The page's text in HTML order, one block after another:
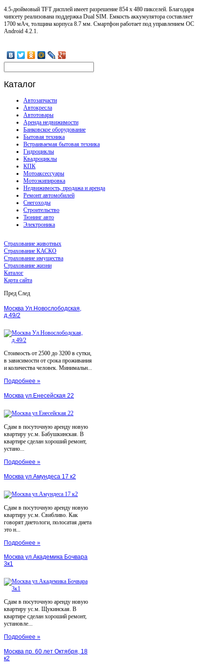
4.5-дюймовый TFT дисплей имеет разрешение 854 x 480 пикселей. Благодаря
чипсету реализована поддержка Dual SIM. Емкость аккумулятора составляет
1700 мАч, толщина корпуса 8.7 мм. Смартфон работает под управлением ОС
Android 4.2.1.
Каталог
Автозапчасти
Автокресла
Автотовары
Аренда недвижимости
Банковское оборудование
Бытовая техника
Встраиваемая бытовая техника
Гидроциклы
Квадроциклы
КПК
Мотоаксессуары
Мотоэкипировка
Недвижимость, продажа и аренда
Ремонт автомобилей
Снегоходы
Строительство
Тюнинг авто
Электроника
Страхование животных
Страхование КАСКО
Страхование имущества
Страхование жизни
Каталог
Карта сайта
Пред След
Москва Ул.Новослободская,
д.49/2
Стоимость от 2500 до 3200 в сутки,
в зависимости от срока проживания
и количества человек. Минимальн...
Подробнее »
Москва ул.Енесейская 22
Сдам в посуточную аренду новую
квартиру ус.м. Бабушкинская. В
квартире сделан хороший ремонт,
устано...
Подробнее »
Москва ул.Амундеса 17 к2
Сдам в посуточную аренду новую
квартиру ус.м. Свибливо. Как
говорят диетологи, полосатая диета
это н...
Подробнее »
Москва ул.Академика Бочвара
3к1
Сдам в посуточную аренду новую
квартиру ус.м. Щукинская. В
квартире сделан хороший ремонт,
установле...
Подробнее »
Москва пр. 60 лет Октября, 18
к2